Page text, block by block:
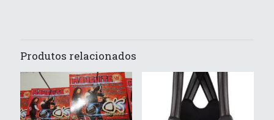
Produtos relacionados